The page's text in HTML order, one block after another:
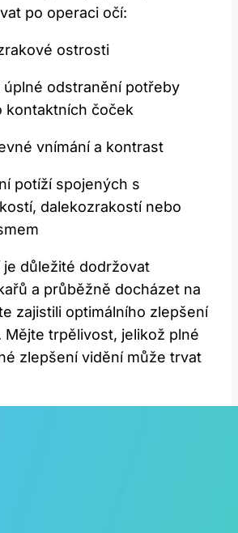
po operaci očí:
ostrosti
úplné ⁢odstranění‍ potřeby
kontaktních čoček
vnímání​ a kontrast
potíží spojených s
dalekozrakostí nebo
je ‍důležité dodržovat
a průběžně docházet na
zajistili optimálního zlepšení
Mějte trpělivost, jelikož plné
zlepšení vidění může trvat